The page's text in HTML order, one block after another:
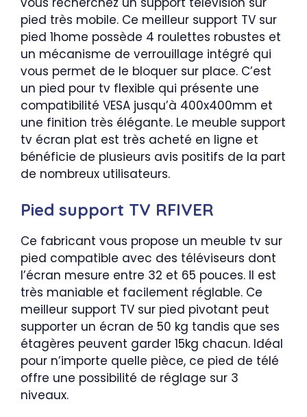
pied très mobile. Ce meilleur support TV sur
pied 1home possède 4 roulettes robustes et
un mécanisme de verrouillage intégré qui
vous permet de le bloquer sur place. C’est
un pied pour tv flexible qui présente une
compatibilité VESA jusqu’à 400x400mm et
une finition très élégante. Le meuble support
tv écran plat est très acheté en ligne et
bénéficie de plusieurs avis positifs de la part
de nombreux utilisateurs.
Pied support TV RFIVER
Ce fabricant vous propose un meuble tv sur
pied compatible avec des téléviseurs dont
l’écran mesure entre 32 et 65 pouces. Il est
très maniable et facilement réglable. Ce
meilleur support TV sur pied pivotant peut
supporter un écran de 50 kg tandis que ses
étagères peuvent garder 15kg chacun. Idéal
pour n’importe quelle pièce, ce pied de télé
offre une possibilité de réglage sur 3
niveaux.